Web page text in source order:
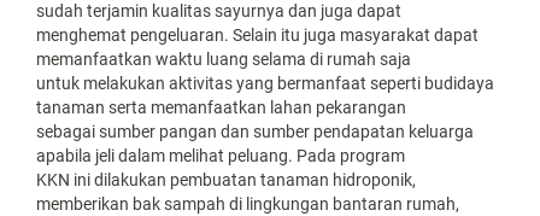
sudah terjamin kualitas sayurnya dan juga dapat
menghemat pengeluaran. Selain itu juga masyarakat dapat
memanfaatkan waktu luang selama di rumah saja
untuk melakukan aktivitas yang bermanfaat seperti budidaya
tanaman serta memanfaatkan lahan pekarangan
sebagai sumber pangan dan sumber pendapatan keluarga
apabila jeli dalam melihat peluang. Pada program
KKN ini dilakukan pembuatan tanaman hidroponik,
memberikan bak sampah di lingkungan bantaran rumah,